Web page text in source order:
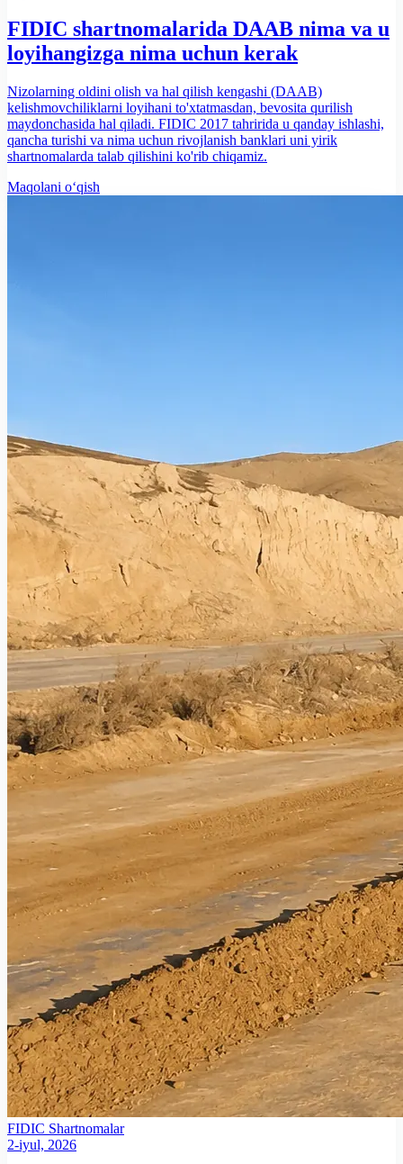
FIDIC shartnomalarida DAAB nima va u
loyihangizga nima uchun kerak
Nizolarning oldini olish va hal qilish kengashi (DAAB)
kelishmovchiliklarni loyihani to'xtatmasdan, bevosita qurilish
maydonchasida hal qiladi. FIDIC 2017 tahririda u qanday ishlashi,
qancha turishi va nima uchun rivojlanish banklari uni yirik
shartnomalarda talab qilishini ko'rib chiqamiz.
Maqolani o‘qish
FIDIC Shartnomalar
2-iyul, 2026